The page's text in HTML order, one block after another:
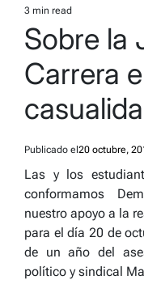
IN
Estimated
read
time
3 min read
Sobre la
Carrera
Publicado el 20 octubre,
Las y los
conformamos
nuestro apoyo a la
para el día 20 de
de un año del
político y sindical